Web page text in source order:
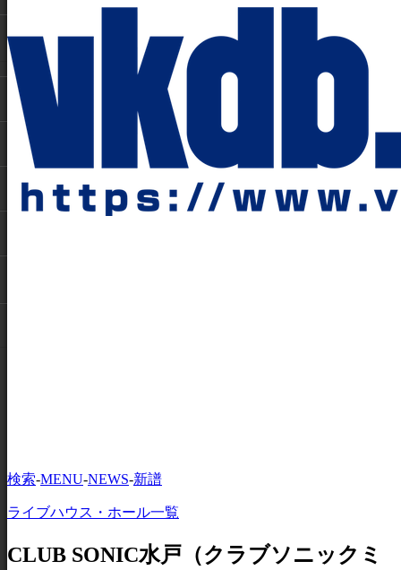
検索-MENU-NEWS-新譜
ライブハウス・ホール一覧
CLUB SONIC水戸（クラブソニックミ